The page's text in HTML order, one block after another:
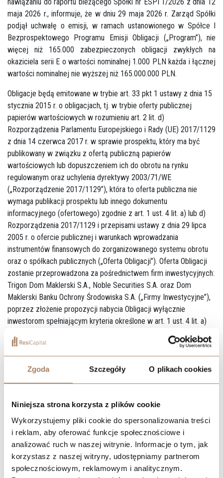
Zgoda Szczegóły O plikach cookies
Niniejsza strona korzysta z plików cookie
Wykorzystujemy pliki cookie do spersonalizowania treści
i reklam, aby oferować funkcje społecznościowe i
analizować ruch w naszej witrynie. Informacje o tym, jak
korzystasz z naszej witryny, udostępniamy partnerom
społecznościowym, reklamowym i analitycznym.
maja 2026 r., informuje, że w dniu 29 maja 2026 r. Zarząd Spółki
podjął uchwałę o emisji, w ramach ustanowionego w Spółce I
Bezprospektowego Programu Emisji Obligacji („Program”), nie
więcej niż 165.000 zabezpieczonych obligacji zwykłych na
okaziciela serii E o wartości nominalnej 1.000 PLN każda i łącznej
wartości nominalnej nie wyższej niż 165.000.000 PLN.
Obligacje będą emitowane w trybie art. 33 pkt 1 ustawy z dnia 15
stycznia 2015 r. o obligacjach, tj. w trybie oferty publicznej
papierów wartościowych w rozumieniu art. 2 lit. d)
Rozporządzenia Parlamentu Europejskiego i Rady (UE) 2017/1129
z dnia 14 czerwca 2017 r. w sprawie prospektu, który ma być
publikowany w związku z ofertą publiczną papierów
wartościowych lub dopuszczeniem ich do obrotu na rynku
regulowanym oraz uchylenia dyrektywy 2003/71/WE
(„Rozporządzenie 2017/1129”), która to oferta publiczna nie
wymaga publikacji prospektu lub innego dokumentu
informacyjnego (ofertowego) zgodnie z art. 1 ust. 4 lit. a) lub d)
Rozporządzenia 2017/1129 i przepisami ustawy z dnia 29 lipca
2005 r. o ofercie publicznej i warunkach wprowadzania
instrumentów finansowych do zorganizowanego systemu obrotu
oraz o spółkach publicznych („Oferta Obligacji”). Oferta Obligacji
zostanie przeprowadzona za pośrednictwem firm inwestycyjnych:
Trigon Dom Maklerski S.A., Noble Securities S.A. oraz Dom
Maklerski Banku Ochrony Środowiska S.A. („Firmy Inwestycyjne”),
poprzez złożenie propozycji nabycia Obligacji wyłącznie
inwestorom spełniającym kryteria określone w art. 1 ust. 4 lit. a)
lub d) Rozporządzenia 2017/1129, wybranym przez Zarząd
Spółki w uzgodnieniu z Firmami Inwestycyjnymi.
Cena emisyjna jednej Obligacji została ustalona na kwotę 1.000
PLN. Obligacje będą oprocentowane według zmiennej stopy
powiększonemu o marżę w wysokości 5,00 p.p. Szczegółowe
związane z Obligacjami prawa i obowiązki Spółki i obligatariuszy,
w tym zabezpieczenia Obligacji, zostały określone w warunkach
emisji Obligacji („Warunki Emisji Obligacji”).
Obligacje będą przedmiotem ubiegania się o ich wprowadzenie do